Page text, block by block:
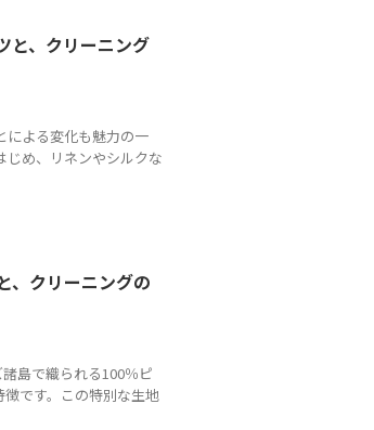
と、クリーニング
による変化も魅力の一
じめ、リネンやシルクな
、クリーニングの
島で織られる100％ピ
です。この特別な生地